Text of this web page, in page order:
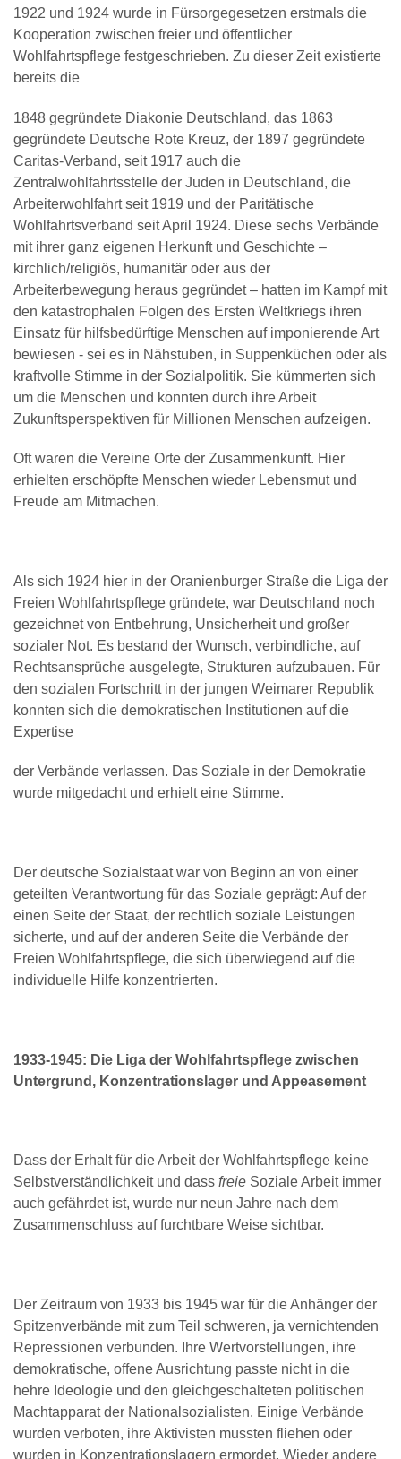
1922 und 1924 wurde in Fürsorgegesetzen erstmals die
Kooperation zwischen freier und öffentlicher
Wohlfahrtspflege festgeschrieben. Zu dieser Zeit existierte
bereits die
1848 gegründete Diakonie Deutschland, das 1863
gegründete Deutsche Rote Kreuz, der 1897 gegründete
Caritas-Verband, seit 1917 auch die
Zentralwohlfahrtsstelle der Juden in Deutschland, die
Arbeiterwohlfahrt seit 1919 und der Paritätische
Wohlfahrtsverband seit April 1924. Diese sechs Verbände
mit ihrer ganz eigenen Herkunft und Geschichte –
kirchlich/religiös, humanitär oder aus der
Arbeiterbewegung heraus gegründet – hatten im Kampf mit
den katastrophalen Folgen des Ersten Weltkriegs ihren
Einsatz für hilfsbedürftige Menschen auf imponierende Art
bewiesen - sei es in Nähstuben, in Suppenküchen oder als
kraftvolle Stimme in der Sozialpolitik. Sie kümmerten sich
um die Menschen und konnten durch ihre Arbeit
Zukunftsperspektiven für Millionen Menschen aufzeigen.
Oft waren die Vereine Orte der Zusammenkunft. Hier
erhielten erschöpfte Menschen wieder Lebensmut und
Freude am Mitmachen.
Als sich 1924 hier in der Oranienburger Straße die Liga der
Freien Wohlfahrtspflege gründete, war Deutschland noch
gezeichnet von Entbehrung, Unsicherheit und großer
sozialer Not. Es bestand der Wunsch, verbindliche, auf
Rechtsansprüche ausgelegte, Strukturen aufzubauen. Für
den sozialen Fortschritt in der jungen Weimarer Republik
konnten sich die demokratischen Institutionen auf die
Expertise
der Verbände verlassen. Das Soziale in der Demokratie
wurde mitgedacht und erhielt eine Stimme.
Der deutsche Sozialstaat war von Beginn an von einer
geteilten Verantwortung für das Soziale geprägt: Auf der
einen Seite der Staat, der rechtlich soziale Leistungen
sicherte, und auf der anderen Seite die Verbände der
Freien Wohlfahrtspflege, die sich überwiegend auf die
individuelle Hilfe konzentrierten.
1933-1945: Die Liga der Wohlfahrtspflege zwischen
Untergrund, Konzentrationslager und Appeasement
Dass der Erhalt für die Arbeit der Wohlfahrtspflege keine
Selbstverständlichkeit und dass freie Soziale Arbeit immer
auch gefährdet ist, wurde nur neun Jahre nach dem
Zusammenschluss auf furchtbare Weise sichtbar.
Der Zeitraum von 1933 bis 1945 war für die Anhänger der
Spitzenverbände mit zum Teil schweren, ja vernichtenden
Repressionen verbunden. Ihre Wertvorstellungen, ihre
demokratische, offene Ausrichtung passte nicht in die
hehre Ideologie und den gleichgeschalteten politischen
Machtapparat der Nationalsozialisten. Einige Verbände
wurden verboten, ihre Aktivisten mussten fliehen oder
wurden in Konzentrationslagern ermordet. Wieder andere